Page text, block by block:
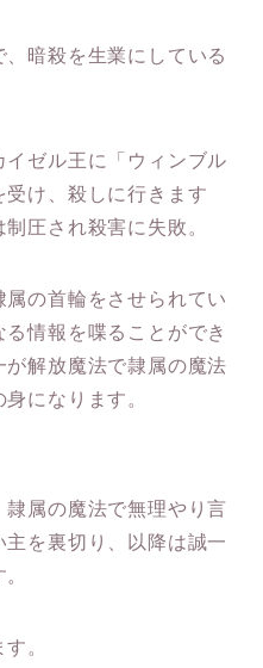
暗殺を生業にしている
ゼル王に「ウィンブル
け、殺しに行きます
圧され殺害に失敗。
の首輪をさせられてい
情報を喋ることができ
が解放魔法で隷属の魔法
になります。
属の魔法で無理やり言
を裏切り、以降は誠一
。